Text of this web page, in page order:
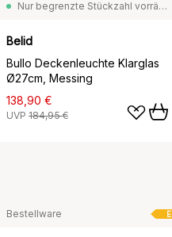
Nur begrenzte Stückzahl vorrätig
Belid
Bullo Deckenleuchte Klarglas
Ø27cm, Messing
138,90 €
UVP 184,95 €
E
Bestellware